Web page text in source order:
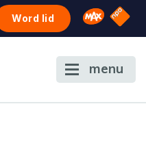
Word lid Omroep
NPO
menu